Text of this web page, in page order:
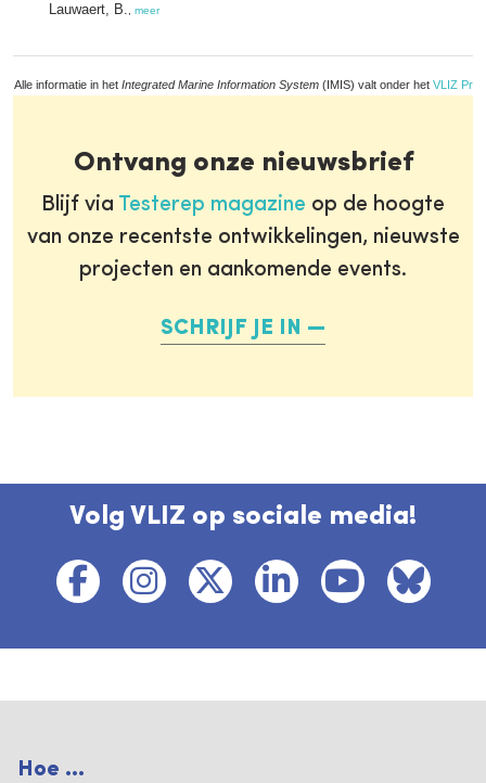
Lauwaert, B. meer
Alle informatie in het Integrated Marine Information System (IMIS) valt onder het VLIZ
Ontvang onze nieuwsbrief
Blijf via Testerep magazine op de hoogte
van onze recentste ontwikkelingen, nieuwste
projecten en aankomende events.
SCHRIJF JE IN
Volg VLIZ op sociale media!
Hoe ...